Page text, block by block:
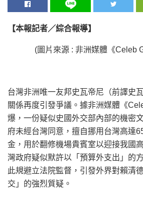
【本報記者／綜合報導】
(圖片來源 : 非洲媒體《Celeb
台灣非洲唯一友邦史瓦帝尼（前譯史
關係再度引發爭議。據非洲媒體《
爆，一份疑似史國外交部內部的機密
府未經台灣同意，擅自挪用台灣高達
金，用於翻修機場貴賓室以迎接我國
灣政府疑似默許以「預算外支出」的
此規避立法院監督，引發外界對賴清
交」的強烈質疑。